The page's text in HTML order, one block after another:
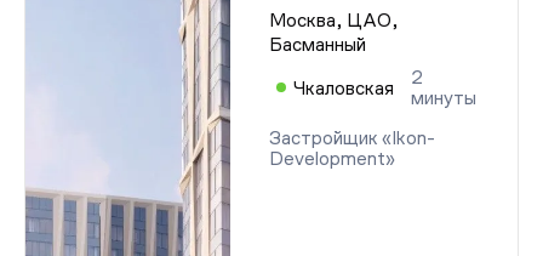
Москва, ЦАО,
Басманный
Чкаловская
2
минуты
Застройщик «Ikon-
Development»